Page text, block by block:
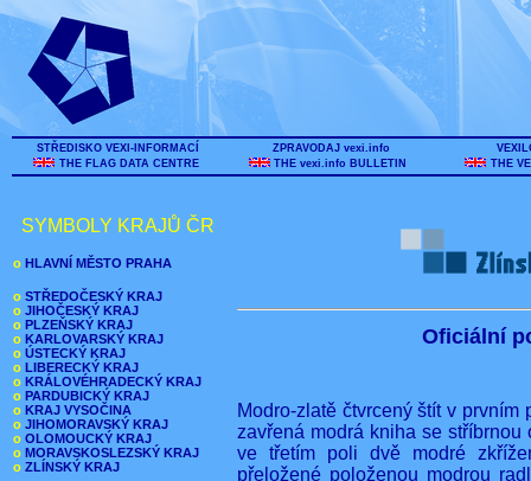
STŘEDISKO VEXI-INFORMACÍ
THE FLAG DATA CENTRE
ZPRAVODAJ vexi.info
THE vexi.info BULLETIN
THE
SYMBOLY KRAJŮ ČR
o HLAVNÍ MĚSTO PRAHA
o STŘEDOČESKÝ KRAJ
o JIHOČESKÝ KRAJ
o PLZEŇSKÝ KRAJ
o KARLOVARSKÝ KRAJ
o ÚSTECKÝ KRAJ
o LIBERECKÝ KRAJ
o KRÁLOVÉHRADECKÝ KRAJ
o PARDUBICKÝ KRAJ
o KRAJ VYSOČINA
o JIHOMORAVSKÝ KRAJ
o OLOMOUCKÝ KRAJ
o MORAVSKOSLEZSKÝ KRAJ
o ZLÍNSKÝ KRAJ
Oficiální
Modro-zlatě čtvrcený štít v
zavřená modrá kniha se
ve třetím poli dvě modré
přeložené položenou modrou